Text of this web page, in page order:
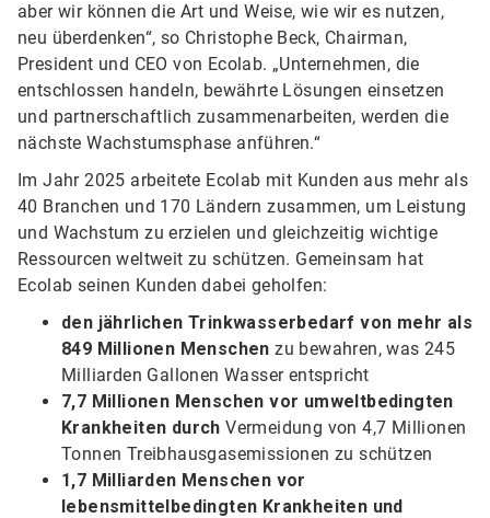
aber wir können die Art und Weise, wie wir es nutzen,
neu überdenken“, so Christophe Beck, Chairman,
President und CEO von Ecolab. „Unternehmen, die
entschlossen handeln, bewährte Lösungen einsetzen
und partnerschaftlich zusammenarbeiten, werden die
nächste Wachstumsphase anführen.“
Im Jahr 2025 arbeitete Ecolab mit Kunden aus mehr als
40 Branchen und 170 Ländern zusammen, um Leistung
und Wachstum zu erzielen und gleichzeitig wichtige
Ressourcen weltweit zu schützen. Gemeinsam hat
Ecolab seinen Kunden dabei geholfen:
den jährlichen Trinkwasserbedarf von mehr als
849 Millionen Menschen zu bewahren, was 245
Milliarden Gallonen Wasser entspricht
7,7 Millionen Menschen vor umweltbedingten
Krankheiten durchVermeidung von 4,7 Millionen
Tonnen Treibhausgasemissionen zu schützen
1,7 Milliarden Menschen vor
lebensmittelbedingten Krankheiten und